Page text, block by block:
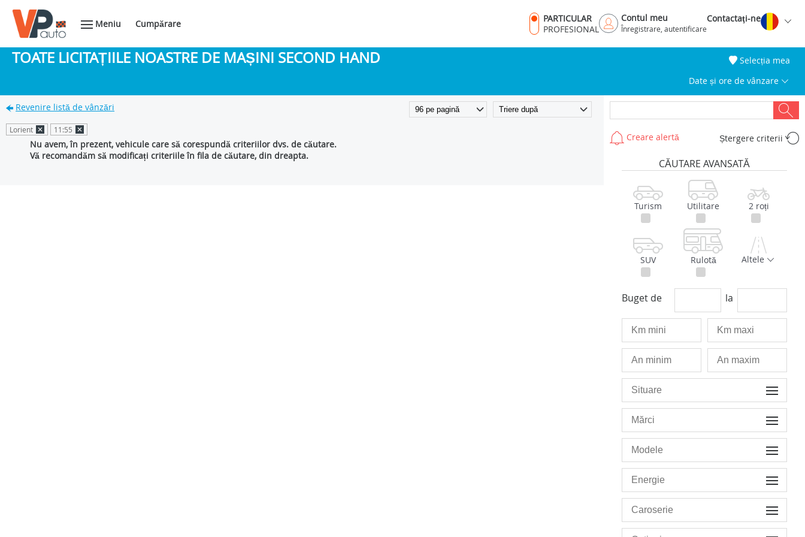
Meniu Cumpărare
PARTICULAR
PROFESIONAL
Contul meu
Înregistrare, autentificare
Contactaţi-ne
TOATE LICITAȚIILE NOASTRE DE MAȘINI SECOND HAND
Selecția mea
Date și ore de vânzare
Revenire listă de vânzări
Lorient 11:55
Nu avem, în prezent, vehicule care să corespundă criteriilor dvs. de căutare.
Vă recomandăm să modificați criteriile în fila de căutare, din dreapta.
Creare alertă Ștergere criterii
CĂUTARE AVANSATĂ
Turism Utilitare 2 roți
SUV Rulotă Altele
Buget de la